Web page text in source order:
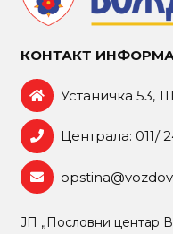
КОНТАКТ
Устаничка 53,
Централа: 011/
ЈП „Пословни центар